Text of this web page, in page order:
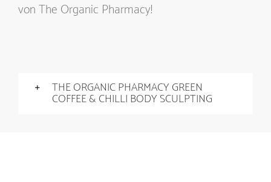
von The Organic Pharmacy!
THE ORGANIC PHARMACY GREEN
COFFEE & CHILLI BODY SCULPTING